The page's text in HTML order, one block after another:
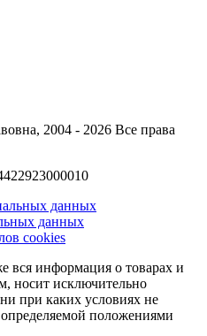
2004 - 2026 Все права
данных
данных
cookies
вся информация о товарах и
носит исключительно
при каких условиях не
положениями